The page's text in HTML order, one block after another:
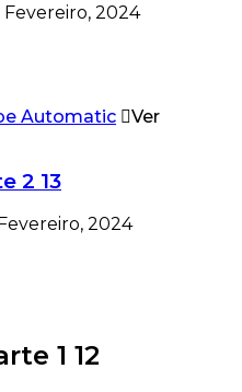
Fevereiro, 2024
Ver
2 13
2024
1 12